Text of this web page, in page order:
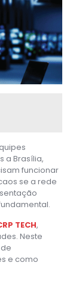
a Brasília,
funcionar
se a rede
TECH,
Neste
e como